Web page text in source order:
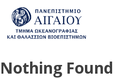
Nothing Found